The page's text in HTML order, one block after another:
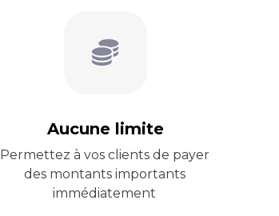
Aucune limite
Permettez à vos clients de payer
des montants importants
immédiatement